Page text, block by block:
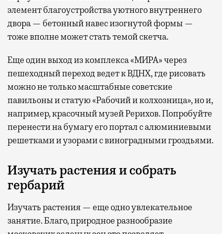
элемент благоустройства уютного внутреннего
двора — бетонный навес изогнутой формы —
тоже вполне может стать темой скетча.
Еще один выход из комплекса «МИРА» через
пешеходный переход ведет к ВДНХ, где рисовать
можно не только масштабные советские
павильоны и статую «Рабочий и колхозница», но и,
например, красочный музей Рерихов. Попробуйте
перенести на бумагу его портал с алюминиевыми
решетками и узорами с виноградными гроздьями.
Изучать растения и собрать
гербарий
Изучать растения — еще одно увлекательное
занятие. Благо, природное разнообразие